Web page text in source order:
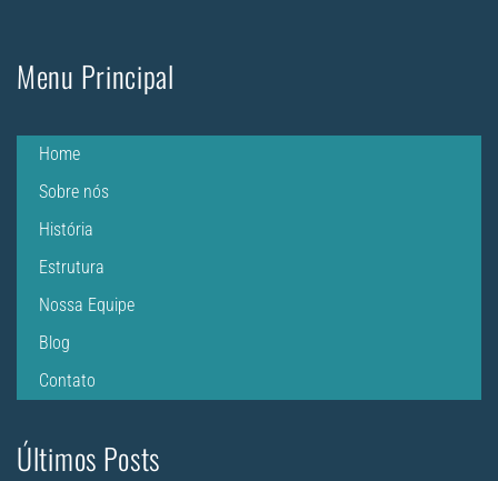
Menu Principal
Home
Sobre nós
História
Estrutura
Nossa Equipe
Blog
Contato
Últimos Posts